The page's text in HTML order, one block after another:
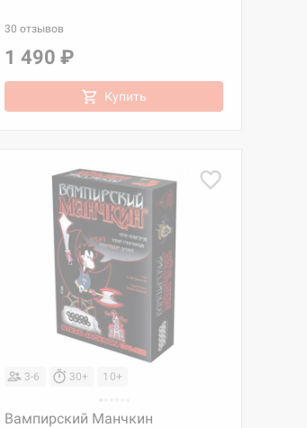
30 отзывов
1 490 ₽
Купить
3-6 30+ 10+
Вампирский Манчкин